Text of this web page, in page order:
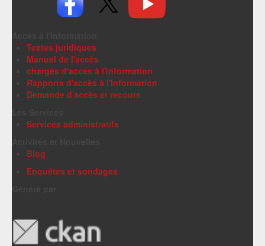
Textes juridiques
Manuel de l'accès
chargés d'accès à l'information
Rapports d'accès à l'information
Demande d'accès et recours
Services administratifs
Blog
Enquêtes et sondages